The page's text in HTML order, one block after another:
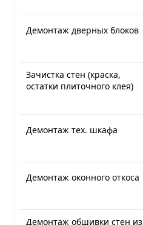
Демонтаж дверных блоков
Зачистка стен (краска,
остатки плиточного клея)
Демонтаж тех. шкафа
Демонтаж оконного откоса
Демонтаж обшивки стен из